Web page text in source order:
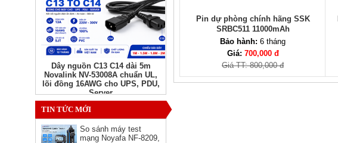
Dây nguồn C13 C14 dài 5m
Novalink NV-53008A chuẩn UL,
lõi đồng 16AWG cho UPS, PDU,
Server
Giá: Liên hệ
TIN TỨC MỚI
So sánh máy test
mạng Noyafa NF-8209,
Pin dự phòng chính hãng SSK
SRBC511 11000mAh
Bảo hành: 6 tháng
Giá: 700,000 đ
Giá TT: 800,000 đ